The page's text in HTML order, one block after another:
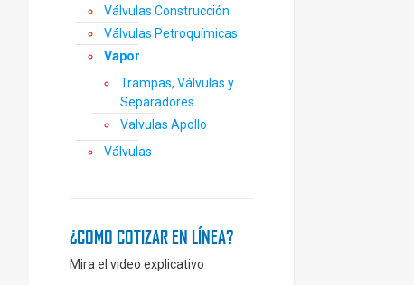
Válvulas Construcción
Válvulas Petroquímicas
Vapor
Trampas, Válvulas y
Separadores
Valvulas Apollo
Válvulas
¿COMO COTIZAR EN LÍNEA?
Mira el video explicativo